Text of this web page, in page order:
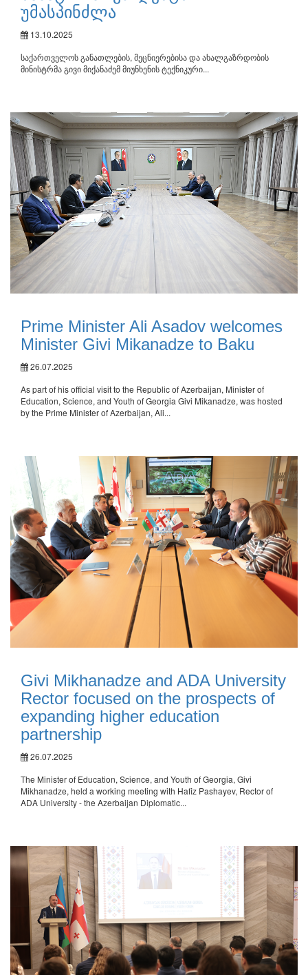
უმასპინძლა
13.10.2025
საქართველოს განათლების, მეცნიერებისა და ახალგაზრდობის
მინისტრმა გივი მიქანაძემ მიუნხენის ტექნიკური...
Prime Minister Ali Asadov welcomes
Minister Givi Mikanadze to Baku
26.07.2025
As part of his official visit to the Republic of Azerbaijan, Minister of
Education, Science, and Youth of Georgia Givi Mikanadze, was hosted
by the Prime Minister of Azerbaijan, Ali...
Givi Mikhanadze and ADA University
Rector focused on the prospects of
expanding higher education
partnership
26.07.2025
The Minister of Education, Science, and Youth of Georgia, Givi
Mikhanadze, held a working meeting with Hafiz Pashayev, Rector of
ADA University - the Azerbaijan Diplomatic...